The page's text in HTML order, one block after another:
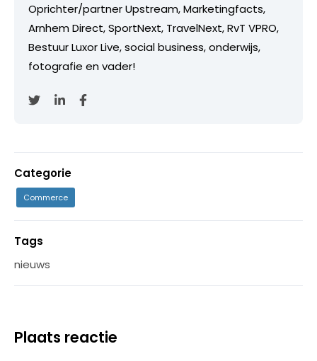
Oprichter/partner Upstream, Marketingfacts,
Arnhem Direct, SportNext, TravelNext, RvT VPRO,
Bestuur Luxor Live, social business, onderwijs,
fotografie en vader!
Categorie
Commerce
Tags
nieuws
Plaats reactie